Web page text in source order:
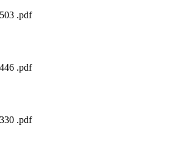
.pdf
.pdf
.pdf